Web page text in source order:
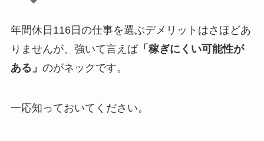
年間休日116日の仕事を選ぶデメリットはさほどあ
りませんが、強いて言えば「稼ぎにくい可能性が
ある」 のがネックです。
一応知っておいてください。